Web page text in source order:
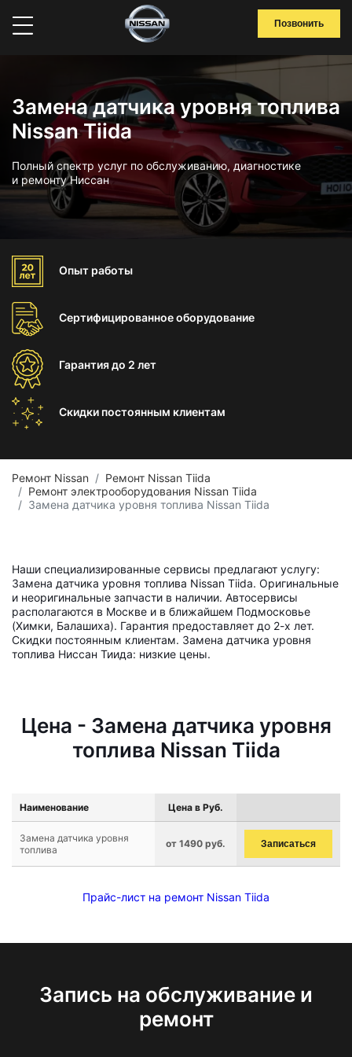
Позвонить
Замена датчика уровня топлива
Nissan Tiida
Полный спектр услуг по обслуживанию, диагностике
и ремонту Ниссан
Опыт работы
Сертифицированноеоборудование
Гарантиядо 2 лет
Скидки постоянным клиентам
Ремонт Nissan
Ремонт Nissan Tiida
Ремонт электрооборудования Nissan Tiida
Замена датчика уровня топлива Nissan Tiida
Наши специализированные сервисы предлагают услугу:
Замена датчика уровня топлива Nissan Tiida. Оригинальные
и неоригинальные запчасти в наличии. Автосервисы
располагаются в Москве и в ближайшем Подмосковье
(Химки, Балашиха). Гарантия предоставляет до 2-х лет.
Скидки постоянным клиентам. Замена датчика уровня
топлива Ниссан Тиида: низкие цены.
Цена - Замена датчика уровня
топлива Nissan Tiida
Наименование Цена в Руб.
Замена датчика уровня
топлива
от 1490 руб. Записаться
Прайс-лист на ремонт Nissan Tiida
Запись на обслуживание и
ремонт